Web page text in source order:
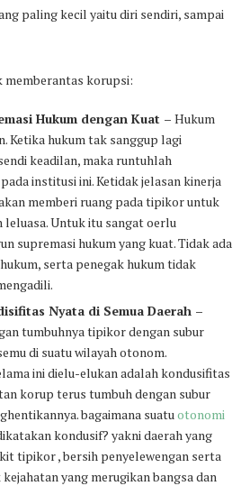
paling kecil yaitu diri sendiri, sampai
memberantas korupsi:
Hukum dengan Kuat – Hukum
Ketika hukum tak sanggup lagi
keadilan, maka runtuhlah
institusi ini. Ketidak jelasan kinerja
memberi ruang pada tipikor untuk
leluasa. Untuk itu sangat oerlu
supremasi hukum yang kuat. Tidak ada
serta penegak hukum tidak
Nyata di Semua Daerah –
tumbuhnya tipikor dengan subur
di suatu wilayah otonom.
ini dielu-elukan adalah kondusifitas
korup terus tumbuh dengan subur
bagaimana suatuotonomi
kondusif? yakni daerah yang
tipikor , bersih penyelewengan serta
yang merugikan bangsa dan